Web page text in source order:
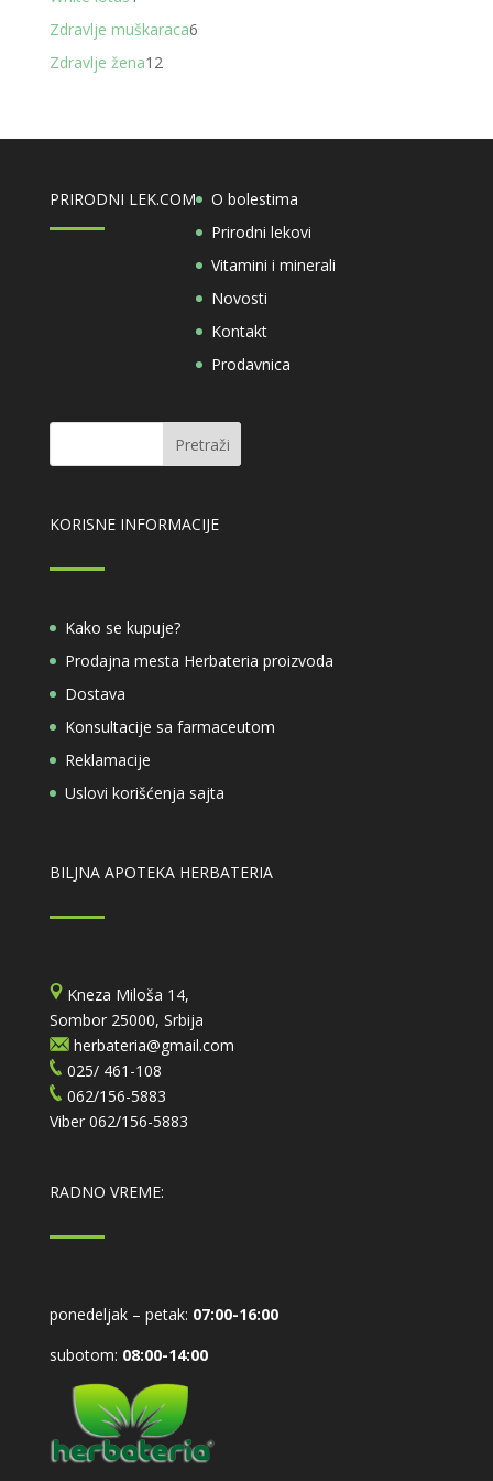
proizvod
Zdravlje muškaraca66
Zdravlje žena1212
PRIRODNI LEK.COM
O bolestima
Prirodni lekovi
Vitamini i minerali
Novosti
Kontakt
Prodavnica
KORISNE INFORMACIJE
Kako se kupuje?
Prodajna mesta Herbateria proizvoda
Dostava
Konsultacije sa farmaceutom
Reklamacije
Uslovi korišćenja sajta
BILJNA APOTEKA HERBATERIA
Kneza Miloša 14,
Sombor 25000, Srbija
herbateria@gmail.com
025/ 461-108
062/156-5883
Viber 062/156-5883
RADNO VREME:
ponedeljak – petak: 07:00-16:00
subotom: 08:00-14:00